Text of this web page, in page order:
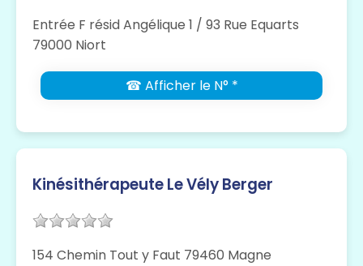
Entrée F résid Angélique 1 / 93 Rue Equarts
79000 Niort
☎ Afficher le N° *
Kinésithérapeute Le Vély Berger
154 Chemin Tout y Faut 79460 Magne